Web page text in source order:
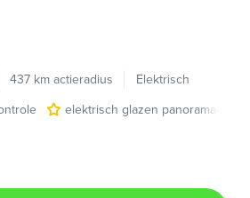
437 km actieradius
Elektrisch
elektrisch glazen panorama-dak